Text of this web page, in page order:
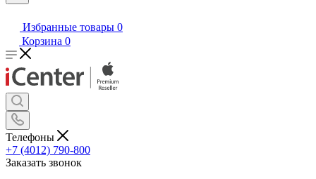
Избранные товары 0
Корзина 0
Телефоны
+7 (4012) 790-800
Заказать звонок